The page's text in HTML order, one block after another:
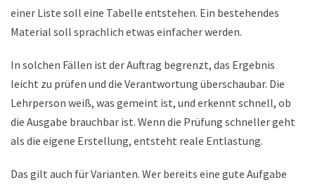
einer Liste soll eine Tabelle entstehen. Ein bestehendes
Material soll sprachlich etwas einfacher werden.
In solchen Fällen ist der Auftrag begrenzt, das Ergebnis
leicht zu prüfen und die Verantwortung überschaubar. Die
Lehrperson weiß, was gemeint ist, und erkennt schnell, ob
die Ausgabe brauchbar ist. Wenn die Prüfung schneller geht
als die eigene Erstellung, entsteht reale Entlastung.
Das gilt auch für Varianten. Wer bereits eine gute Aufgabe